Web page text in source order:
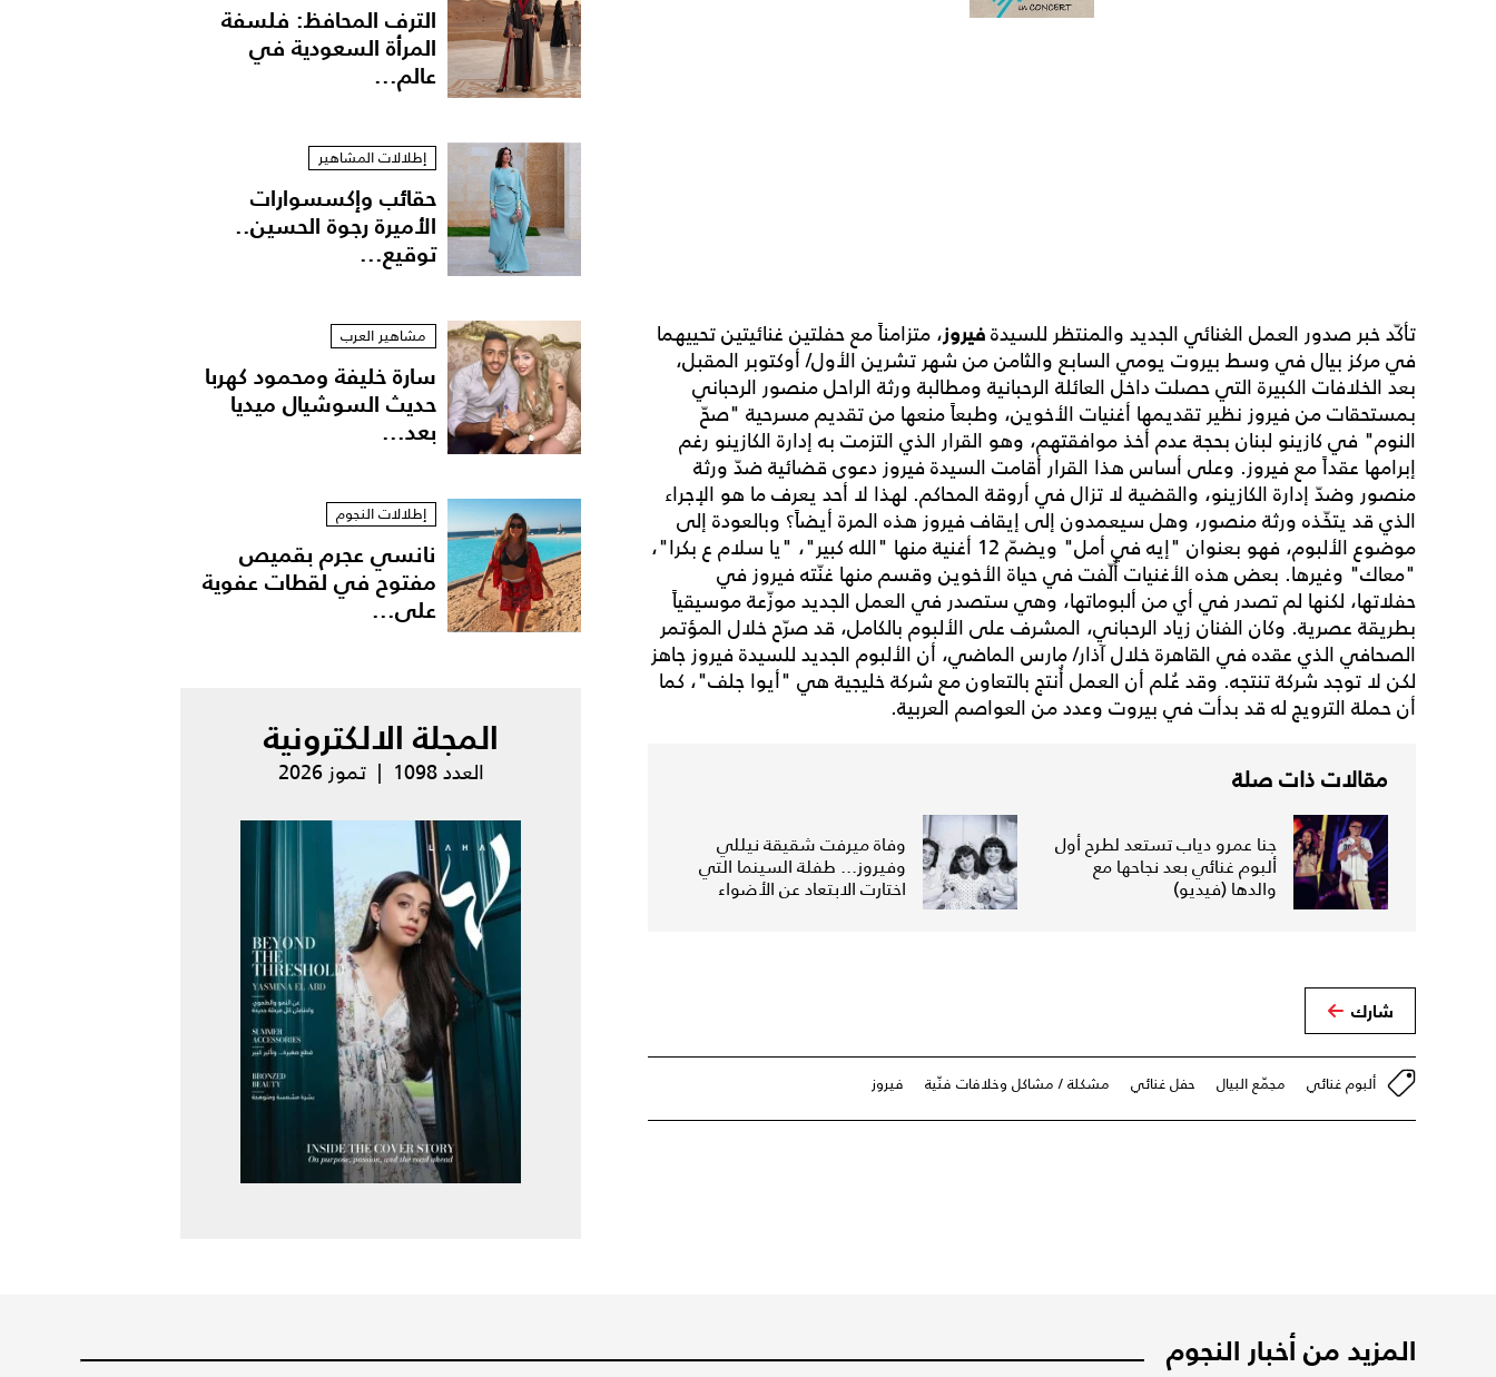
تأكّد خبر صدور العمل الغنائي الجديد والمنتظر للسيدةفيروز، متزامناً مع حفلتين غنائيتين تحييهما
في مركز بيال في وسط بيروت يومي السابع والثامن من شهر تشرين الأول/ أوكتوبر المقبل،
بعد الخلافات الكبيرة التي حصلت داخل العائلة الرحبانية ومطالبة ورثة الراحل منصور الرحباني
بمستحقات من فيروز نظير تقديمها أغنيات الأخوين، وطبعاً منعها من تقديم مسرحية "صحّ
النوم" في كازينو لبنان بحجة عدم أخذ موافقتهم، وهو القرار الذي التزمت به إدارة الكازينو رغم
إبرامها عقداً مع فيروز. وعلى أساس هذا القرار أقامت السيدة فيروز دعوى قضائية ضدّ ورثة
منصور وضدّ إدارة الكازينو، والقضية لا تزال في أروقة المحاكم. لهذا لا أحد يعرف ما هو الإجراء
الذي قد يتخّذه ورثة منصور، وهل سيعمدون إلى إيقاف فيروز هذه المرة أيضاً؟ وبالعودة إلى
موضوع الألبوم، فهو بعنوان "إيه في أمل" ويضمّ 12 أغنية منها "الله كبير"، "يا سلام ع بكرا"،
"معاك" وغيرها. بعض هذه الأغنيات أُلّفت في حياة الأخوين وقسم منها غنّته فيروز في
حفلاتها، لكنها لم تصدر في أي من ألبوماتها، وهي ستصدر في العمل الجديد موزّعة موسيقياً
بطريقة عصرية. وكان الفنان زياد الرحباني، المشرف على الألبوم بالكامل، قد صرّح خلال المؤتمر
الصحافي الذي عقده في القاهرة خلال آذار/ مارس الماضي، أن الألبوم الجديد للسيدة فيروز جاهز
لكن لا توجد شركة تنتجه. وقد عُلم أن العمل أُنتج بالتعاون مع شركة خليجية هي "أيوا جلف"، كما
أن حملة الترويج له قد بدأت في بيروت وعدد من العواصم العربية.
مقالات ذات صلة
جنا عمرو دياب تستعد لطرح أول
ألبوم غنائي بعد نجاحها مع
والدها (فيديو)
وفاة ميرفت شقيقة نيللي
وفيروز... طفلة السينما التي
اختارت الابتعاد عن الأضواء
شارك
ألبوم غنائي مجمّع البيال حفل غنائي مشكلة / مشاكل وخلافات فنّية فيروز
الترف المحافظ: فلسفة
المرأة السعودية في
عالم...
إطلالات المشاهير
حقائب وإكسسوارات
الأميرة رجوة الحسين..
توقيع...
مشاهير العرب
سارة خليفة ومحمود كهربا
حديث السوشيال ميديا
بعد...
إطلالات النجوم
نانسي عجرم بقميص
مفتوح في لقطات عفوية
على...
المجلة الالكترونية
العدد 1098 | تموز 2026
المزيد من أخبار النجوم